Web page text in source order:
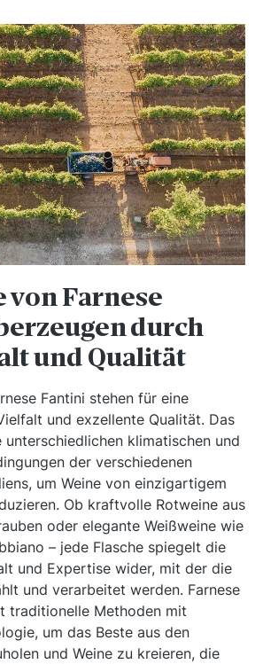
von Farnese
durch
und Qualität
Fantini stehen für eine
und exzellente Qualität. Das
klimatischen und
der verschiedenen
um Weine von einzigartigem
Ob kraftvolle Rotweine aus
oder elegante Weißweine wie
– jede Flasche spiegelt die
und Expertise wider, mit der die
und verarbeitet werden. Farnese
traditionelle Methoden mit
um das Beste aus den
und Weine zu kreieren, die